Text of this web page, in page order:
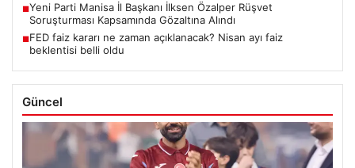
■Yeni Parti Manisa İl Başkanı İlksen Özalper Rüşvet
Soruşturması Kapsamında Gözaltına Alındı
■FED faiz kararı ne zaman açıklanacak? Nisan ayı faiz
beklentisi belli oldu
Güncel